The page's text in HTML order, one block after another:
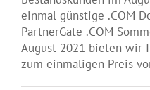
einmal günstige .COM
PartnerGate .COM
August 2021 bieten wir
zum einmaligen Preis